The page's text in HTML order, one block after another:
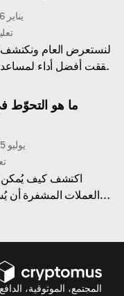
19 يناير 2026
لنستعرض العام ونكتشف
حققت أفضل أداء
ما هو التحوّط
22 يوليو 2025
اكتشف كيف
العملات المشفرة أن
المجتمع، الموثوقية،